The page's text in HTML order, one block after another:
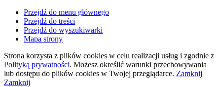
Przejdź do menu głównego
Przejdź do treści
Przejdź do wyszukiwarki
Mapa strony
Strona korzysta z plików cookies w celu realizacji usług i zgodnie z
Polityką prywatności. Możesz określić warunki przechowywania
lub dostępu do plików cookies w Twojej przeglądarce. Zamknij
Zamknij